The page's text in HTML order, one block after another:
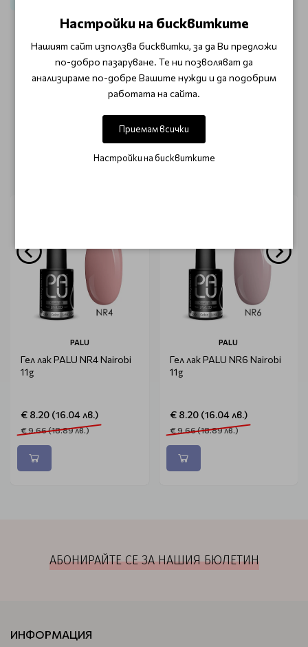
ОТЗИВИ (0)
Този продукт няма отзиви.
НАПИШЕТЕ ОТЗИВ
ОЩЕ ОТ КАТЕГОРИЯТА
PALU
Гел лак PALU NR4 Nairobi
11g
€ 8.20 (16.04 лв.)
€ 9.66 (18.89 лв.)
PALU
Гел лак PALU NR6 Nairobi
11g
€ 8.20 (16.04 лв.)
€ 9.66 (18.89 лв.)
АБОНИРАЙТЕ СЕ ЗА НАШИЯ БЮЛЕТИН
ИНФОРМАЦИЯ
Настройки на бисквитките
Нашият сайт използва бисквитки, за да Ви предложи
по-добро пазаруване. Те ни позволяват да
анализираме по-добре Вашите нужди и да подобрим
работата на сайта.
Приемам всички
Настройки на бисквитките